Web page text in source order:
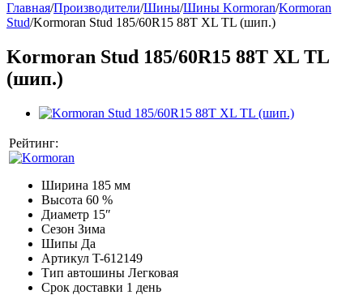
Главная/Производители/Шины/Шины Kormoran/Kormoran
Stud/Kormoran Stud 185/60R15 88T XL TL (шип.)
Kormoran Stud 185/60R15 88T XL TL
(шип.)
Рейтинг:
Ширина 185 мм
Высота 60 %
Диаметр 15″
Сезон Зима
Шипы Да
Артикул T-612149
Тип автошины Легковая
Срок доставки 1 день